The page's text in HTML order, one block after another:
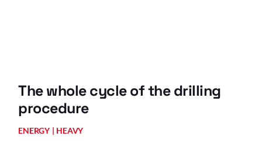
The whole cycle of the drilling
procedure
ENERGY HEAVY